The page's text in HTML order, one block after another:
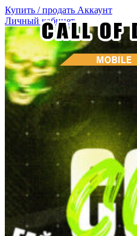
Купить / продать Аккаунт
Личный кабинет